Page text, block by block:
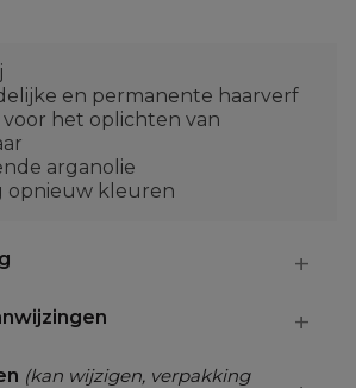
en permanente haarverf
het oplichten van
arganolie
opnieuw kleuren
(kan wijzigen, verpakking